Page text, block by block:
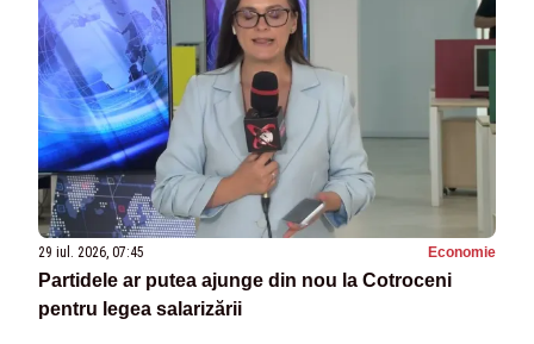
29 iul. 2026, 07:45 Economie
Partidele ar putea ajunge din nou la Cotroceni
pentru legea salarizării